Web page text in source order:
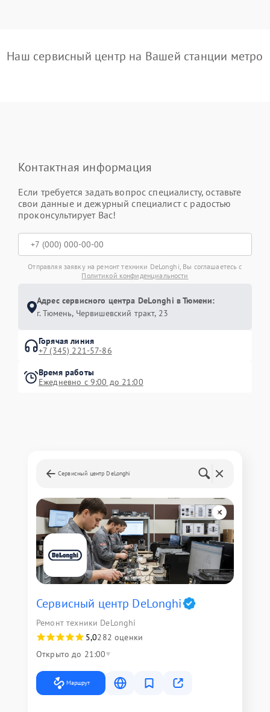
Наш сервисный центр на Вашей станции метро
Контактная информация
Если требуется задать вопрос специалисту, оставьте
свои данные и дежурный специалист с радостью
проконсультирует Вас!
Отправляя заявку на ремонт техники DeLonghi, Вы соглашаетесь с
Политикой конфиденциальности
Адрес сервисного центра DeLonghi в Тюмени:
г. Тюмень, ​Червишевский тракт, 23
Горячая линия
+7 (345) 221-57-86
Время работы
Ежедневно с 9:00 до 21:00
Сервисный центр DeLonghi
Сервисный центр DeLonghi
Ремонт техники DeLonghi
5,0282 оценки
Открыто до 21:00
Маршрут